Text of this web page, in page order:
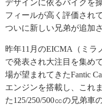
デザインに依るバイクを
フィールが高く評価され
ついに新しい兄弟が追加さ
昨年11月のEICMA（ミラ
で発表され大注目を集め
場が望まれてきたFantic
エンジンを搭載し、これ
た125/250/500㏄の兄弟車